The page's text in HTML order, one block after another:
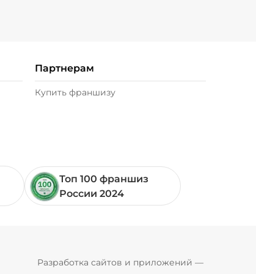
Партнерам
Купить франшизу
Топ 100 франшиз
России 2024
Разработка сайтов и приложений —